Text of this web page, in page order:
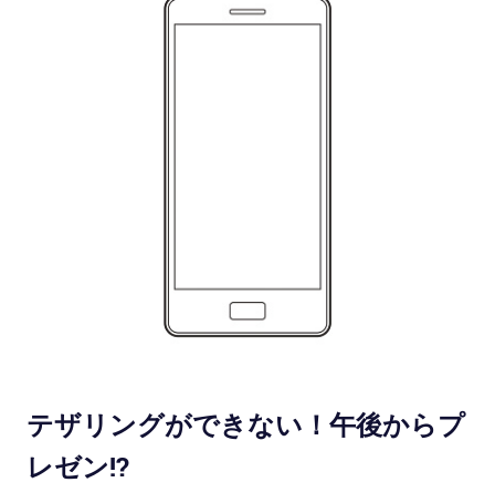
テザリングができない！午後からプ
レゼン!?